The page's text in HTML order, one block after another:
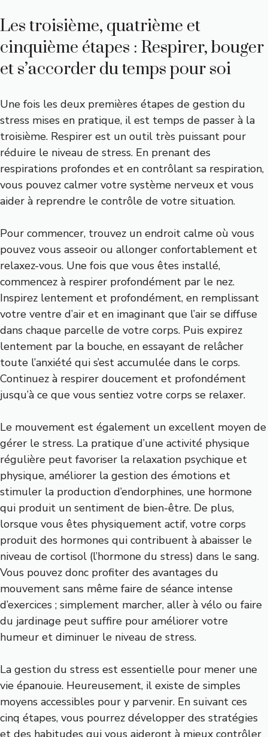
Les troisième, quatrième et
cinquième étapes : Respirer, bouger
et s’accorder du temps pour soi
Une fois les deux premières étapes de gestion du
stress mises en pratique, il est temps de passer à la
troisième. Respirer est un outil très puissant pour
réduire le niveau de stress. En prenant des
respirations profondes et en contrôlant sa respiration,
vous pouvez calmer votre système nerveux et vous
aider à reprendre le contrôle de votre situation.
Pour commencer, trouvez un endroit calme où vous
pouvez vous asseoir ou allonger confortablement et
relaxez-vous. Une fois que vous êtes installé,
commencez à respirer profondément par le nez.
Inspirez lentement et profondément, en remplissant
votre ventre d’air et en imaginant que l’air se diffuse
dans chaque parcelle de votre corps. Puis expirez
lentement par la bouche, en essayant de relâcher
toute l’anxiété qui s’est accumulée dans le corps.
Continuez à respirer doucement et profondément
jusqu’à ce que vous sentiez votre corps se relaxer.
Le mouvement est également un excellent moyen de
gérer le stress. La pratique d’une activité physique
régulière peut favoriser la relaxation psychique et
physique, améliorer la gestion des émotions et
stimuler la production d’endorphines, une hormone
qui produit un sentiment de bien-être. De plus,
lorsque vous êtes physiquement actif, votre corps
produit des hormones qui contribuent à abaisser le
niveau de cortisol (l’hormone du stress) dans le sang.
Vous pouvez donc profiter des avantages du
mouvement sans même faire de séance intense
d’exercices ; simplement marcher, aller à vélo ou faire
du jardinage peut suffire pour améliorer votre
humeur et diminuer le niveau de stress.
La gestion du stress est essentielle pour mener une
vie épanouie. Heureusement, il existe de simples
moyens accessibles pour y parvenir. En suivant ces
cinq étapes, vous pourrez développer des stratégies
et des habitudes qui vous aideront à mieux contrôler